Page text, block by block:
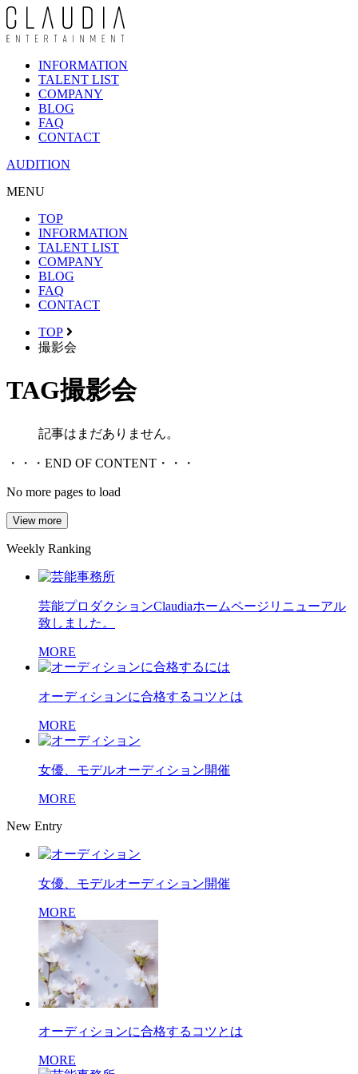
INFORMATION
TALENT LIST
COMPANY
BLOG
FAQ
CONTACT
AUDITION
MENU
TOP
INFORMATION
TALENT LIST
COMPANY
BLOG
FAQ
CONTACT
TOP
撮影会
TAG撮影会
記事はまだありません。
・・・END OF CONTENT・・・
No more pages to load
View more
Weekly Ranking
芸能プロダクションClaudiaホームページリニューアル
致しました。
MORE
オーディションに合格するコツとは
MORE
女優、モデルオーディション開催
MORE
New Entry
女優、モデルオーディション開催
MORE
オーディションに合格するコツとは
MORE